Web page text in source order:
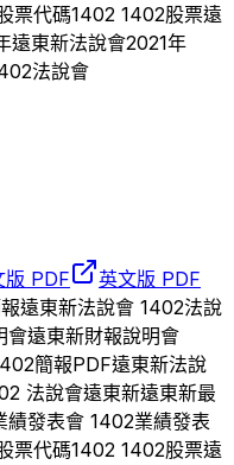
票代碼1402 1402股票遠
遠東新法說會2021年
法說會
版 PDF
英文版 PDF
遠東新法說會 1402法說
會遠東新財報說明會
簡報PDF遠東新法說
法說會遠東新遠東新最
績發表會 1402業績發表
票代碼1402 1402股票遠